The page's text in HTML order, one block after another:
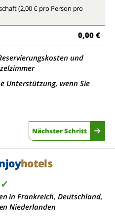
(2,00 € pro Person pro
0,00 €
und
Unterstützung, wenn Sie
Nächster Schritt
hotels
✓
in Frankreich, Deutschland,
Niederlanden